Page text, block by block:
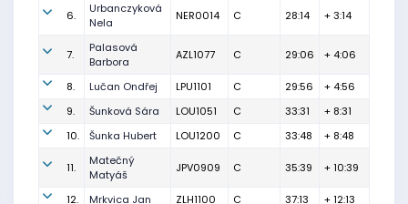
6.
Urbanczyková
Nela
NER0014 C 28:14 + 3:14
7.
Palasová
Barbora
AZL1077 C 29:06 + 4:06
8. Lučan Ondřej LPU1101 C 29:56
+ 4:56
9.
Šunková Sára LOU1051 C 33:31
+ 8:31
10.
Šunka Hubert LOU1200 C 33:48 + 8:48
11.
Matečný
Matyáš
JPV0909 C 35:39 + 10:39
12. Mrkvica Jan ZLH1100 C 37:13 + 12:13